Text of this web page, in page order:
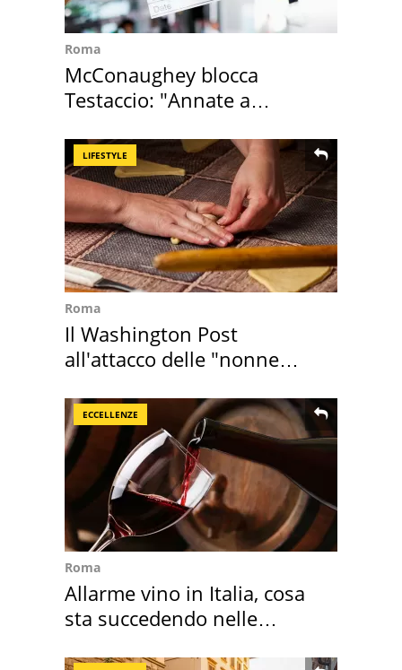
Roma
McConaughey blocca
Testaccio: "Annate a
LIFESTYLE
Roma
Il Washington Post
all'attacco delle "nonne
ECCELLENZE
Roma
Allarme vino in Italia, cosa
sta succedendo nelle